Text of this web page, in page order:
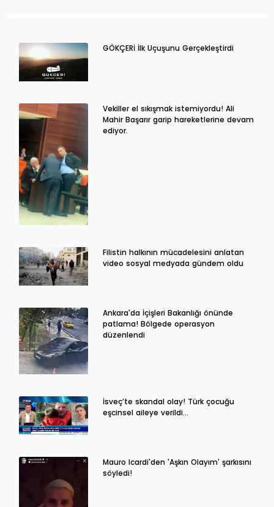
GÖKÇERİ İlk Uçuşunu Gerçekleştirdi
Vekiller el sıkışmak istemiyordu! Ali
Mahir Başarır garip hareketlerine devam
ediyor.
Filistin halkının mücadelesini anlatan
video sosyal medyada gündem oldu
Ankara'da İçişleri Bakanlığı önünde
patlama! Bölgede operasyon
düzenlendi
İsveç’te skandal olay! Türk çocuğu
eşcinsel aileye verildi…
Mauro Icardi'den 'Aşkın Olayım' şarkısını
söyledi!